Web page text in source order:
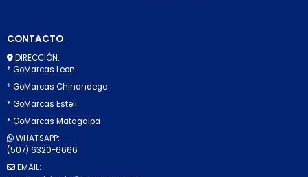
CONTACTO
DIRECCIÓN:
* GoMarcas Leon
* GoMarcas Chinandega
* GoMarcas Esteli
* GoMarcas Matagalpa
WHATSAPP:
(507) 6320-6666
EMAIL: